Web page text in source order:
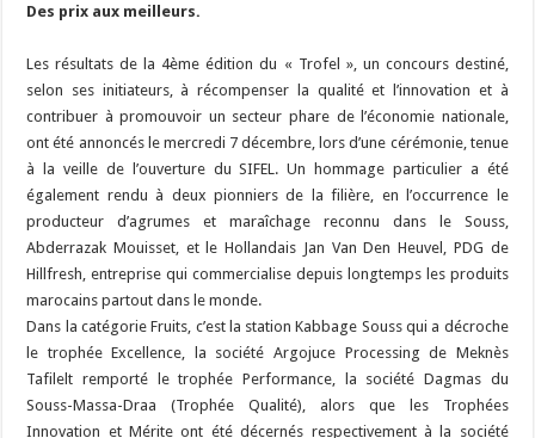
Des prix aux meilleurs.
Les résultats de la 4ème édition du « Trofel », un concours destiné,
selon ses initiateurs, à récompenser la qualité et l’innovation et à
contribuer à promouvoir un secteur phare de l’économie nationale,
ont été annoncés le mercredi 7 décembre, lors d’une cérémonie, tenue
à la veille de l’ouverture du SIFEL. Un hommage particulier a été
également rendu à deux pionniers de la filière, en l’occurrence le
producteur d’agrumes et maraîchage reconnu dans le Souss,
Abderrazak Mouisset, et le Hollandais Jan Van Den Heuvel, PDG de
Hillfresh, entreprise qui commercialise depuis longtemps les produits
marocains partout dans le monde.
Dans la catégorie Fruits, c’est la station Kabbage Souss qui a décroche
le trophée Excellence, la société Argojuce Processing de Meknès
Tafilelt remporté le trophée Performance, la société Dagmas du
Souss-Massa-Draa (Trophée Qualité), alors que les Trophées
Innovation et Mérite ont été décernés respectivement à la société